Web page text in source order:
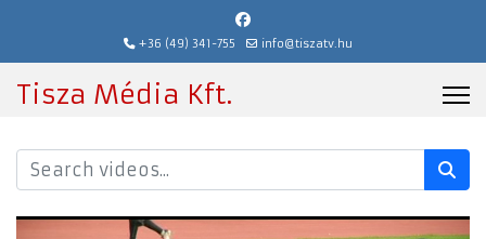
+36 (49) 341-755 info@tiszatv.hu
Tisza Média Kft.